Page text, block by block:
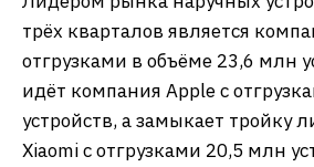
трёх кварталов является
отгрузками в объёме 23,6 млн
идёт компания Apple с
устройств, а замыкает тройку
Xiaomi с отгрузками 20,5 млн